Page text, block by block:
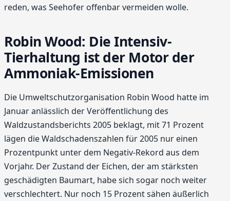
reden, was Seehofer offenbar vermeiden wolle.
Robin Wood: Die Intensiv-
Tierhaltung ist der Motor der
Ammoniak-Emissionen
Die Umweltschutzorganisation Robin Wood hatte im
Januar anlässlich der Veröffentlichung des
Waldzustandsberichts 2005 beklagt, mit 71 Prozent
lägen die Waldschadenszahlen für 2005 nur einen
Prozentpunkt unter dem Nega­tiv-Rekord aus dem
Vorjahr. Der Zustand der Eichen, der am stärksten
geschädigten Baumart, habe sich sogar noch weiter
verschlechtert. Nur noch 15 Prozent sähen äußerlich